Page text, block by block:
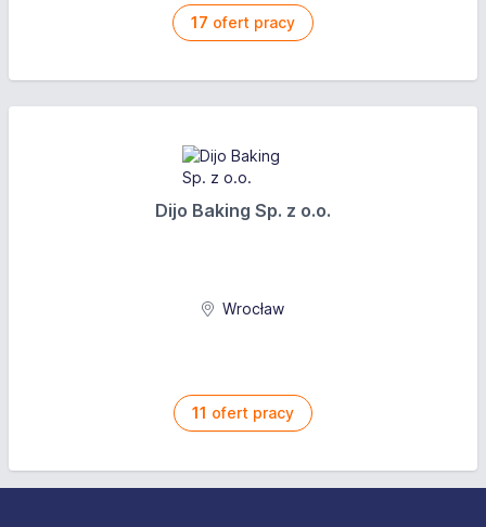
17 ofert pracy
Dijo Baking Sp. z o.o.
Wrocław
11 ofert pracy